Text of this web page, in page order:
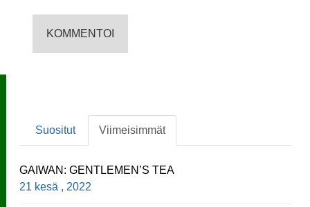
Suositut Viimeisimmät
GAIWAN: GENTLEMEN’S TEA
21 kesä , 2022